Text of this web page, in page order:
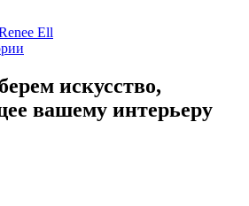
Ell
искусство,
вашему интерьеру